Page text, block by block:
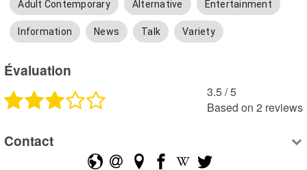
Adult Contemporary Alternative Entertainment
Information News Talk Variety
Évaluation
3.5 /5
Based on 2 reviews
Contact